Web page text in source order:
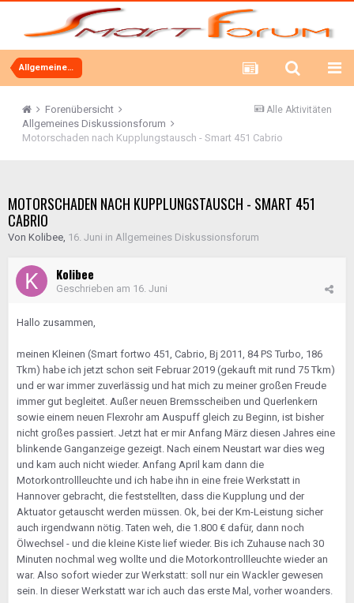
Allgemeines Diskussionsforum
Alle Aktivitäten
Forenübersicht
Allgemeines Diskussionsforum
Motorschaden nach Kupplungstausch - Smart 451 Cabrio
MOTORSCHADEN NACH KUPPLUNGSTAUSCH - SMART 451
CABRIO
Von Kolibee, 16. Juni in Allgemeines Diskussionsforum
Kolibee
Geschrieben am 16. Juni
Hallo zusammen,
meinen Kleinen (Smart fortwo 451, Cabrio, Bj 2011, 84 PS Turbo, 186
Tkm) habe ich jetzt schon seit Februar 2019 (gekauft mit rund 75 Tkm)
und er war immer zuverlässig und hat mich zu meiner großen Freude
immer gut begleitet. Außer neuen Bremsscheiben und Querlenkern
sowie einem neuen Flexrohr am Auspuff gleich zu Beginn, ist bisher
nicht großes passiert. Jetzt hat er mir Anfang März diesen Jahres eine
blinkende Ganganzeige gezeigt. Nach einem Neustart war dies weg
und kam auch nicht wieder. Anfang April kam dann die
Motorkontrollleuchte und ich habe ihn in eine freie Werkstatt in
Hannover gebracht, die feststellten, dass die Kupplung und der
Aktuator getauscht werden müssen. Ok, bei der Km-Leistung sicher
auch irgendwann nötig. Taten weh, die 1.800 € dafür, dann noch
Ölwechsel - und die kleine Kiste lief wieder. Bis ich Zuhause nach 30
Minuten nochmal weg wollte und die Motorkontrollleuchte wieder an
war. Also sofort wieder zur Werkstatt: soll nur ein Wackler gewesen
sein. In dieser Werkstatt war ich auch das erste Mal, vorher woanders.